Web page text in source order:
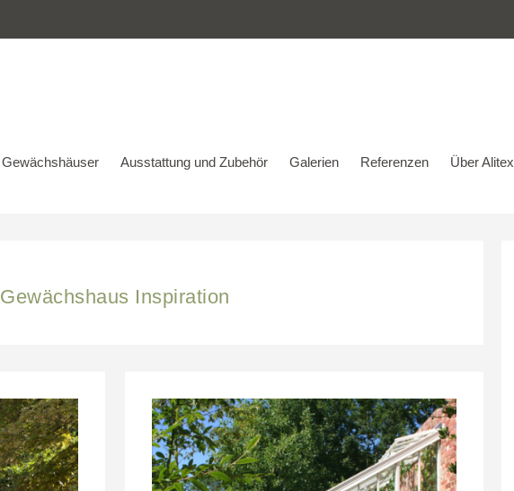
Gewächshäuser Ausstattung und Zubehör Galerien Referenzen Über Alitex
Gewächshaus Inspiration